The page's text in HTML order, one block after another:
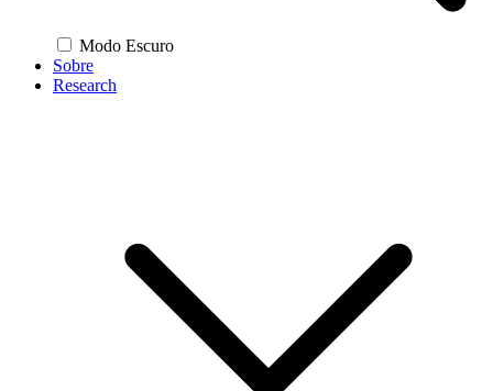
Modo Escuro
Sobre
Research